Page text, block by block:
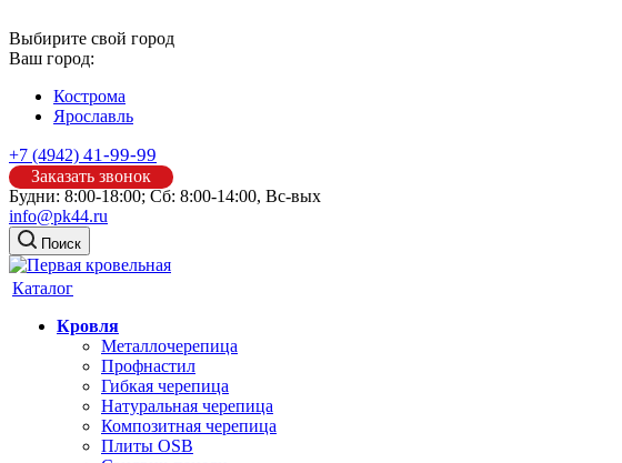
Выбирите свой город
Ваш город:
Кострома
Ярославль
+7 (4942) 41-99-99
Заказать звонок
Будни: 8:00-18:00; Сб: 8:00-14:00, Вс-вых
info@pk44.ru
Поиск
Каталог
Кровля
Металлочерепица
Профнастил
Гибкая черепица
Натуральная черепица
Композитная черепица
Плиты OSB